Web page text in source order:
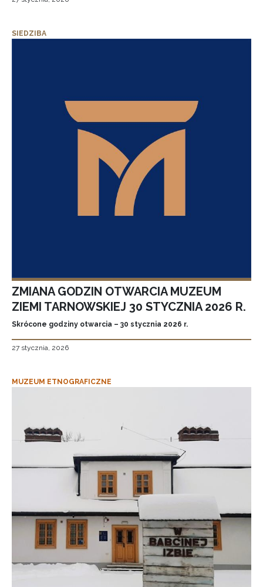
SIEDZIBA
ZMIANA GODZIN OTWARCIA MUZEUM
ZIEMI TARNOWSKIEJ 30 STYCZNIA 2026 R.
Skrócone godziny otwarcia – 30 stycznia 2026 r.
27 stycznia, 2026
MUZEUM ETNOGRAFICZNE